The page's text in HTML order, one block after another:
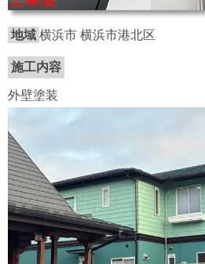
地域 横浜市 横浜市港北区
施工内容
外壁塗装